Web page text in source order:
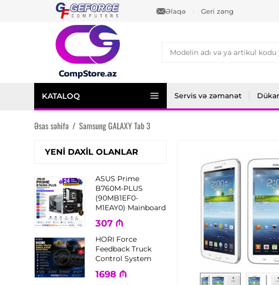
Əlaqə Geri zəng
KATALOQ Servis və zəmanət
Əsas səhifə / Samsung GALAXY Tab 3
YENI DAXIL OLANLAR
ASUS Prime
B760M-PLUS
(90MB1EF0-
M1EAY0) Mainboard
307 ₼
HORI Force
Feedback Truck
Control System
1698 ₼